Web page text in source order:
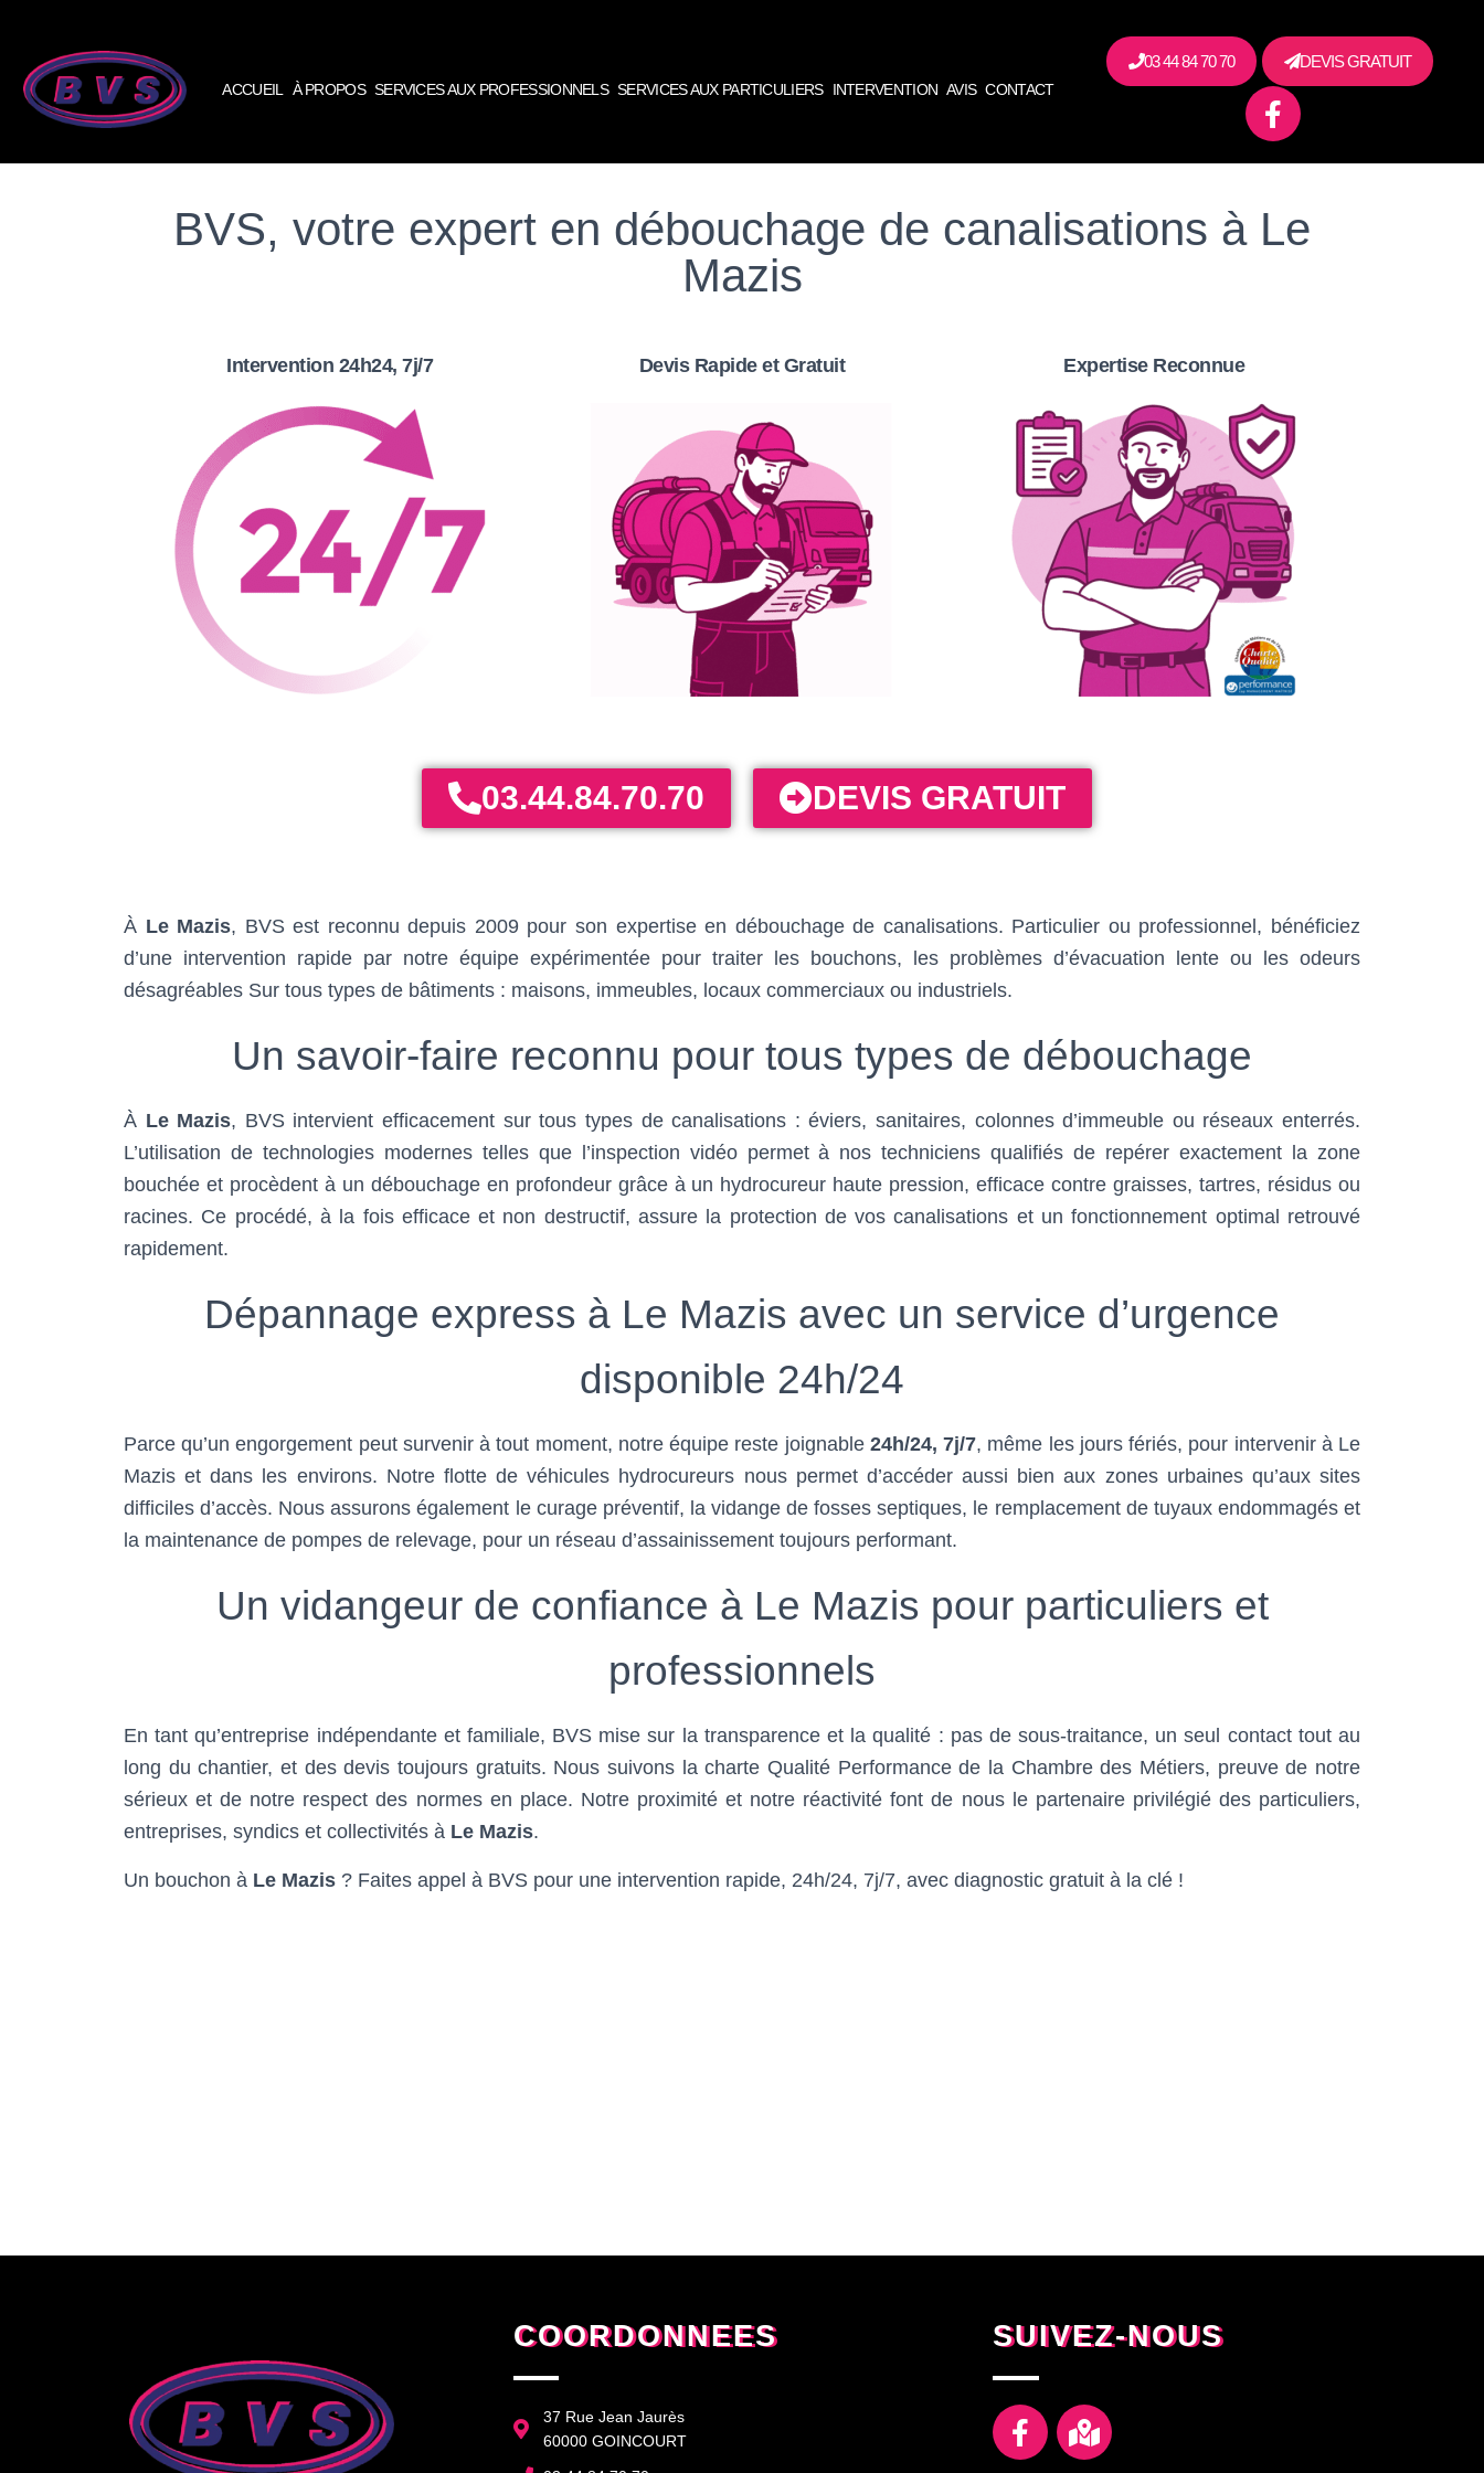
ACCUEIL À PROPOS SERVICES AUX PROFESSIONNELS SERVICES AUX PARTICULIERS INTERVENTION AVIS CONTACT
03 44 84 70 70 DEVIS GRATUIT
BVS, votre expert en débouchage de canalisations à Le
Mazis
Intervention 24h24, 7j/7 Devis Rapide et Gratuit Expertise Reconnue
03.44.84.70.70 DEVIS GRATUIT
À Le Mazis, BVS est reconnu depuis 2009 pour son expertise en débouchage de canalisations. Particulier ou professionnel, bénéficiez
d’une intervention rapide par notre équipe expérimentée pour traiter les bouchons, les problèmes d’évacuation lente ou les odeurs
désagréables Sur tous types de bâtiments : maisons, immeubles, locaux commerciaux ou industriels.
Un savoir-faire reconnu pour tous types de débouchage
À Le Mazis, BVS intervient efficacement sur tous types de canalisations : éviers, sanitaires, colonnes d’immeuble ou réseaux enterrés.
L’utilisation de technologies modernes telles que l’inspection vidéo permet à nos techniciens qualifiés de repérer exactement la zone
bouchée et procèdent à un débouchage en profondeur grâce à un hydrocureur haute pression, efficace contre graisses, tartres, résidus ou
racines. Ce procédé, à la fois efficace et non destructif, assure la protection de vos canalisations et un fonctionnement optimal retrouvé
rapidement.
Dépannage express à Le Mazis avec un service d’urgence
disponible 24h/24
Parce qu’un engorgement peut survenir à tout moment, notre équipe reste joignable 24h/24, 7j/7, même les jours fériés, pour intervenir à Le
Mazis et dans les environs. Notre flotte de véhicules hydrocureurs nous permet d’accéder aussi bien aux zones urbaines qu’aux sites
difficiles d’accès. Nous assurons également le curage préventif, la vidange de fosses septiques, le remplacement de tuyaux endommagés et
la maintenance de pompes de relevage, pour un réseau d’assainissement toujours performant.
Un vidangeur de confiance à Le Mazis pour particuliers et
professionnels
En tant qu’entreprise indépendante et familiale, BVS mise sur la transparence et la qualité : pas de sous-traitance, un seul contact tout au
long du chantier, et des devis toujours gratuits. Nous suivons la charte Qualité Performance de la Chambre des Métiers, preuve de notre
sérieux et de notre respect des normes en place. Notre proximité et notre réactivité font de nous le partenaire privilégié des particuliers,
entreprises, syndics et collectivités à Le Mazis.
Un bouchon à Le Mazis ? Faites appel à BVS pour une intervention rapide, 24h/24, 7j/7, avec diagnostic gratuit à la clé !
COORDONNEES
37 Rue Jean Jaurès
60000 GOINCOURT
SUIVEZ-NOUS